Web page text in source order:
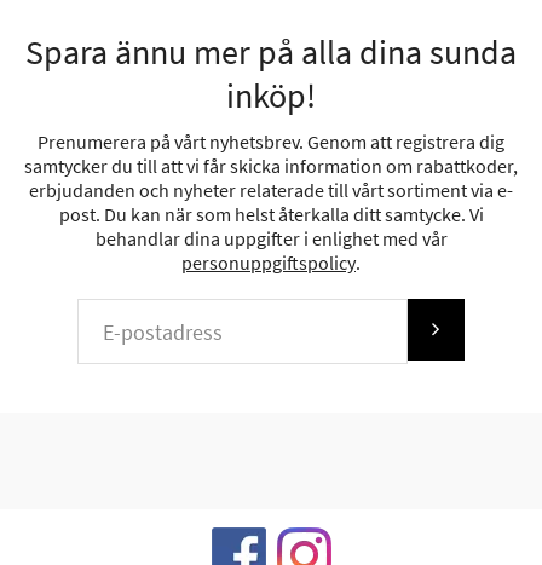
Spara ännu mer på alla dina sunda
inköp!
Prenumerera på vårt nyhetsbrev. Genom att registrera dig
samtycker du till att vi får skicka information om rabattkoder,
erbjudanden och nyheter relaterade till vårt sortiment via e-
post. Du kan när som helst återkalla ditt samtycke. Vi
behandlar dina uppgifter i enlighet med vår
personuppgiftspolicy.